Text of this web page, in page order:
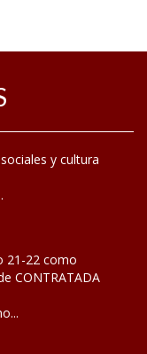
y cultura
21-22 como
CONTRATADA